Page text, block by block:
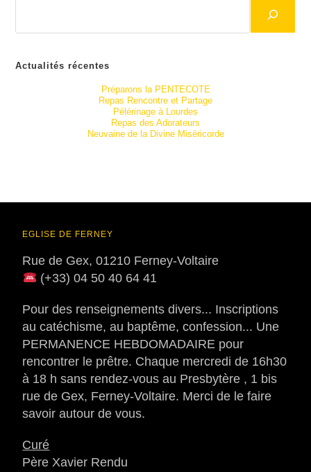
Actualités récentes
Préparons la PENTECOTE
Repas Rencontre et Partage
Pélérinage à Lourdes
Repas des Adorateurs
Neuvaine de la Divine Miséricorde
EGLISE DE FERNEY
Rue de Gex, 01210 Ferney-Voltaire
(+33) 04 50 40 64 41
Pour des renseignements divers... Inscriptions
au catéchisme, au baptême, confession... Une
PERMANENCE HEBDOMADAIRE pour
rencontrer le prêtre. Chaque mercredi de 16h30
à 18 h sans rendez-vous au Presbytère , 1 bis
rue de Gex, Ferney-Voltaire. Merci de le faire
savoir autour de vous.
Curé
Père Xavier Rendu